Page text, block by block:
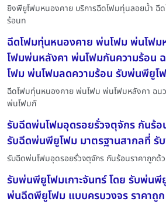
ยิงพียูโฟมหนองคาย บริการฉีดโฟมทุ่นลอยน้ำ ฉีด
ร้อนท
ฉีดโฟมทุ่นหนองคาย พ่นโฟม พ่นโฟม
โฟมพ่นหลังคา พ่นโฟมกันความร้อน
โฟม พ่นโฟมลดความร้อน รับพ่นพียูโ
ฉีดโฟมทุ่นหนองคาย พ่นโฟม พ่นโฟมหลังคา ฉ
พ่นโฟมกั
รับฉีดพ่นโฟมอุดรอยรั่วจตุจักร กันร้อ
รับฉีดพ่นพียูโฟม มาตรฐานสากลที่ รั
รับฉีดพ่นโฟมอุดรอยรั่วจตุจักร กันร้อนราคาถูกด้
รับพ่นพียูโฟมเกาะจันทร์ โดย รับพ่น
พ่นฉีดพียูโฟม แบบครบวงจร ราคาถูก